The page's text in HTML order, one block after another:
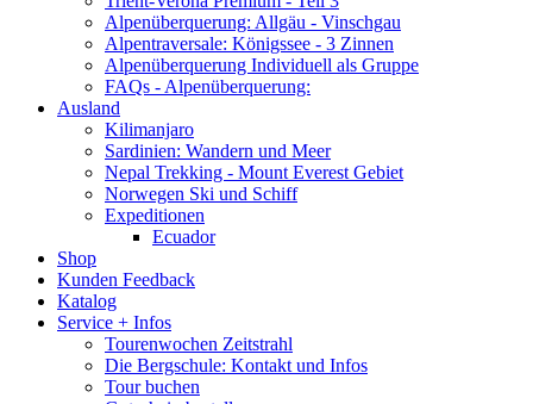
Alpenüberquerung: Allgäu - Vinschgau
Alpentraversale: Königssee - 3 Zinnen
Alpenüberquerung Individuell als Gruppe
FAQs - Alpenüberquerung:
Ausland
Kilimanjaro
Sardinien: Wandern und Meer
Nepal Trekking - Mount Everest Gebiet
Norwegen Ski und Schiff
Expeditionen
Ecuador
Shop
Kunden Feedback
Katalog
Service + Infos
Tourenwochen Zeitstrahl
Die Bergschule: Kontakt und Infos
Tour buchen